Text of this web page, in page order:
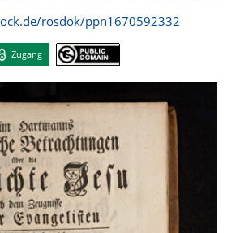
rosdok/ppn1670592332
Zugang